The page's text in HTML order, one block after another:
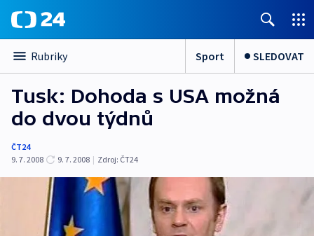
Rubriky Sport SLEDOVAT
Tusk: Dohoda s USA možná
do dvou týdnů
ČT24
9. 7. 2008
9. 7. 2008 | Zdroj: ČT24